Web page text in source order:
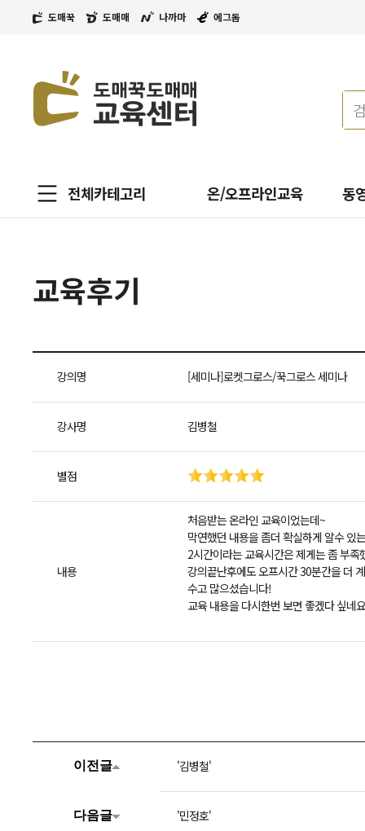
도매꾹 도매매 나까마 에그돔
전체카테고리 온/오프라인교육 동
교육후기
강의명 [세미나]로켓그로스/꾹그로스 세미나
강사명 김병철
별점
내용
처음받는 온라인 교육이었는데~
막연했던 내용을 좀더 확실하게 알수 있
2시간이라는 교육시간은 제게는 좀 부족
강의끝난후에도 오프시간 30분간을 더
수고 많으셨습니다!
교육 내용을 다시한번 보면 좋겠다 싶네
이전글 '김병철'
다음글 '민정호'